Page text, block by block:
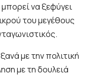
να ξεφύγει
του μεγέθους
με την πολιτική
με τη δουλειά